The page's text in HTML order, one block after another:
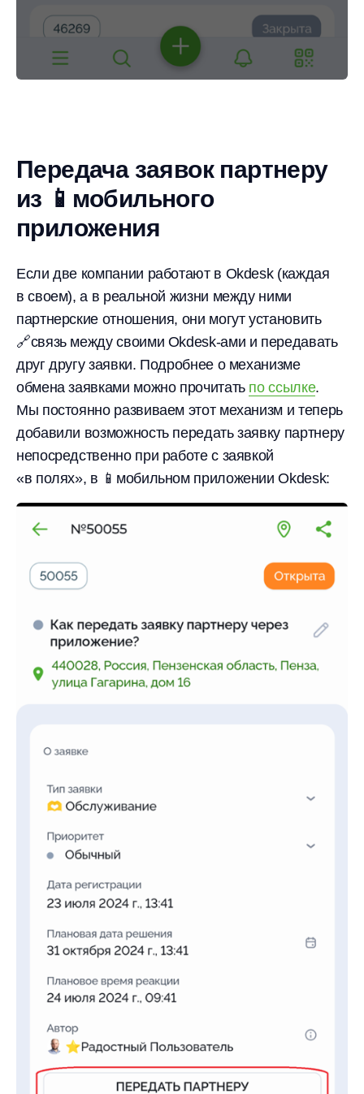
Передача заявок партнеру
из 📱мобильного
приложения
Если две компании работают в Okdesk (каждая
в своем), а в реальной жизни между ними
партнерские отношения, они могут установить
🔗связь между своими Okdesk-ами и передавать
друг другу заявки. Подробнее о механизме
обмена заявками можно прочитать по ссылке.
Мы постоянно развиваем этот механизм и теперь
добавили возможность передать заявку партнеру
непосредственно при работе с заявкой
«в полях», в 📱мобильном приложении Okdesk: